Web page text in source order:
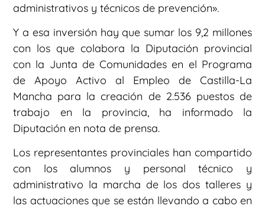
administrativos y técnicos de prevención».
Y a esa inversión hay que sumar los 9,2 millones
con los que colabora la Diputación provincial
con la Junta de Comunidades en el Programa
de Apoyo Activo al Empleo de Castilla-La
Mancha para la creación de 2.536 puestos de
trabajo en la provincia, ha informado la
Diputación en nota de prensa.
Los representantes provinciales han compartido
con los alumnos y personal técnico y
administrativo la marcha de los dos talleres y
las actuaciones que se están llevando a cabo en